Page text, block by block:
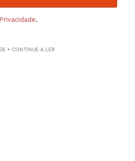
.
• CONTINUE A LER